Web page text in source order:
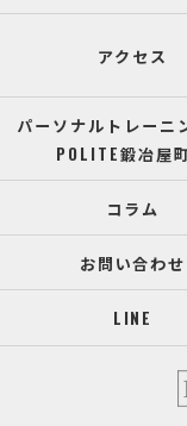
アクセス
パーソナルトレーニ
POLITE鍛冶屋
コラム
お問い合わせ
LINE